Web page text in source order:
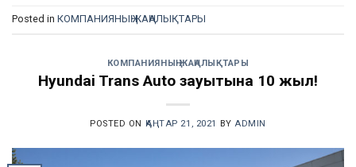
Posted in КОМПАНИЯНЫҢ ЖАҢАЛЫҚТАРЫ
КОМПАНИЯНЫҢ ЖАҢАЛЫҚТАРЫ
Hyundai Trans Auto зауытына 10 жыл!
POSTED ON ҚАҢТАР 21, 2021 BYADMIN